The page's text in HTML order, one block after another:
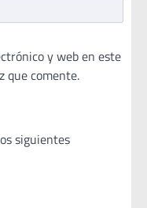
y web en este
que comente.
siguientes